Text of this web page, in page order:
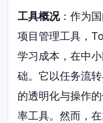
工具概况：作为
项目管理工具，
学习成本，在中
础。它以任务流
的透明化与操作
率工具。然而，